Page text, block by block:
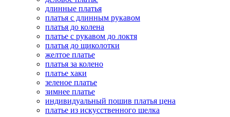
длинные платья
платья с длинным рукавом
платья до колена
платье с рукавом до локтя
платья до щиколотки
желтое платье
платья за колено
платье хаки
зеленое платье
зимнее платье
индивидуальный пошив платья цена
платье из искусственного шелка